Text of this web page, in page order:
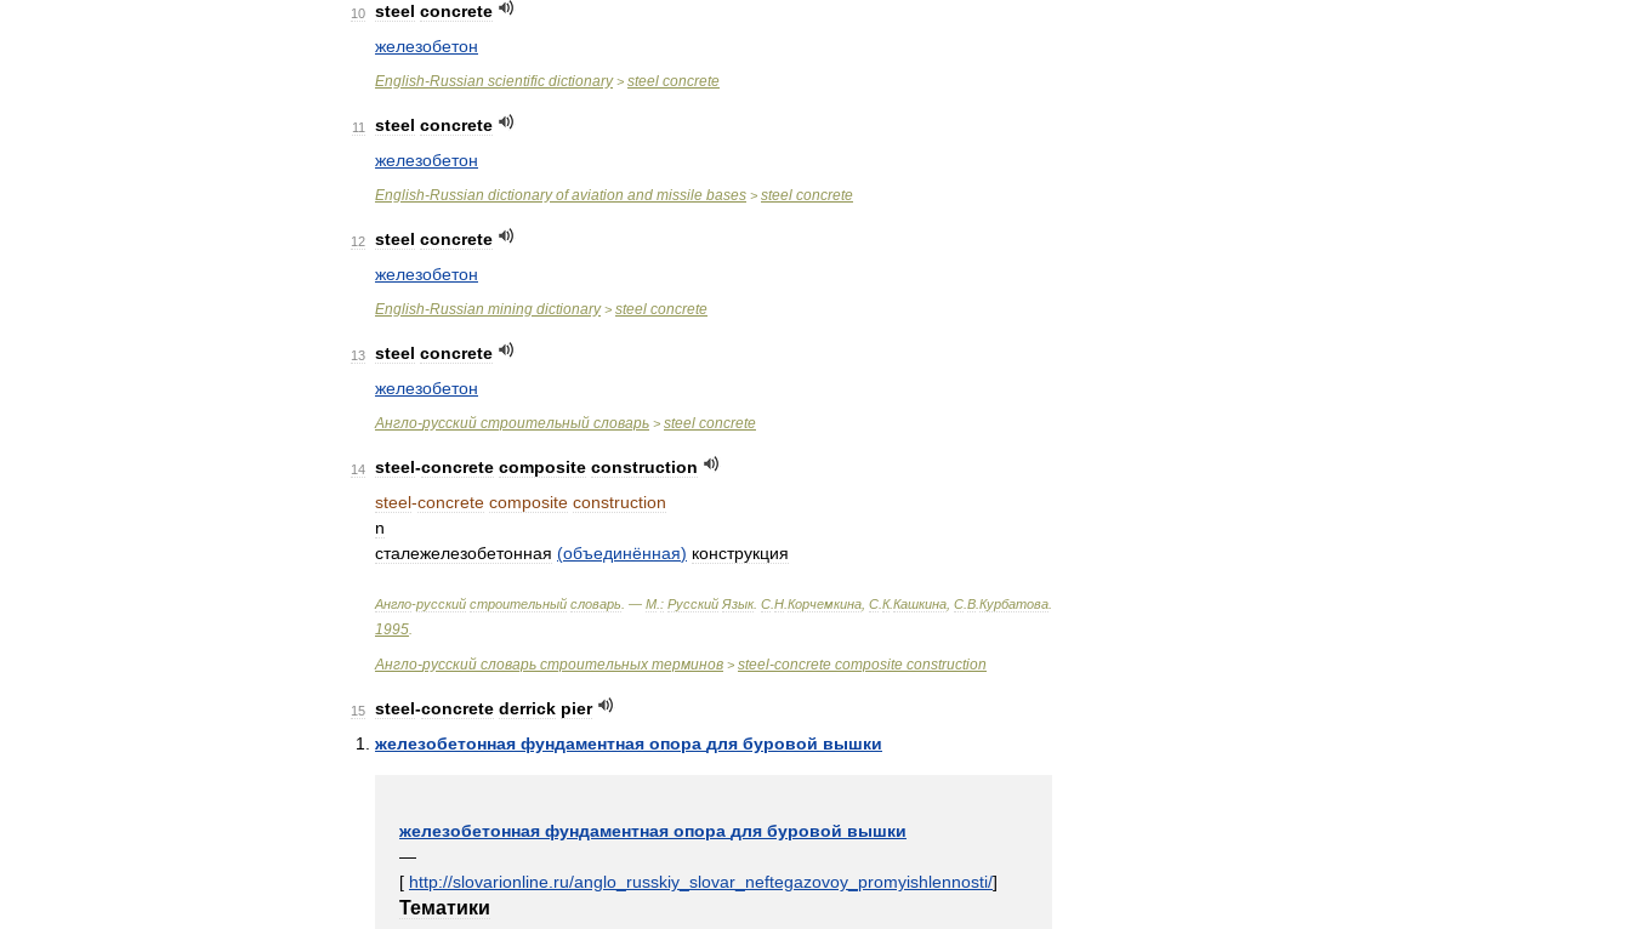
10 steel concrete
железобетон
English-Russian scientific dictionary> steel concrete
11 steel concrete
железобетон
English-Russian dictionary of aviation and missile bases > steel concrete
12 steel concrete
железобетон
English-Russian mining dictionary> steel concrete
13 steel concrete
железобетон
Англо-русский строительный словарь > steel concrete
14 steel-concrete composite construction
steel-concrete composite construction
n
сталежелезобетонная (объединённая) конструкция
Англо-русский строительный словарь . — М : Русский Язык. С Н Корчемкина С К.Кашкина С В Курбатова
1995
Англо-русский словарь строительных терминов > steel-concrete composite construction
15 steel-concrete derrick pier
железобетонная фундаментная опора для буровой вышки
железобетонная фундаментная опора для буровой вышки
—
[ http://slovarionline ru/anglo russkiy slovar neftegazovoy promyishlennosti/]
Тематики